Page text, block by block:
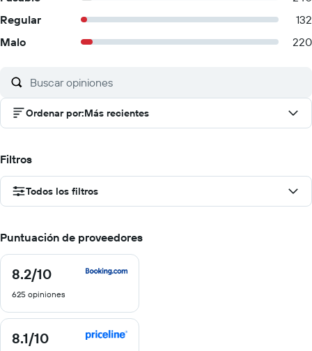
Regular
132
Malo
220
Ordenar por:Más recientes
Filtros
Todos los filtros
Puntuación de proveedores
8.2/10
8.2
10
625 opiniones
8.1/10
8.1